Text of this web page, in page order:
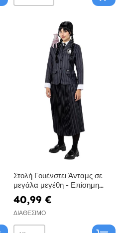
Στολή Γουένστει Άνταμς σε
μεγάλα μεγέθη - Επίσημη
στολή Netflix Wednesday
40,99 €
ΔΙΑΘΈΣΙΜΟ